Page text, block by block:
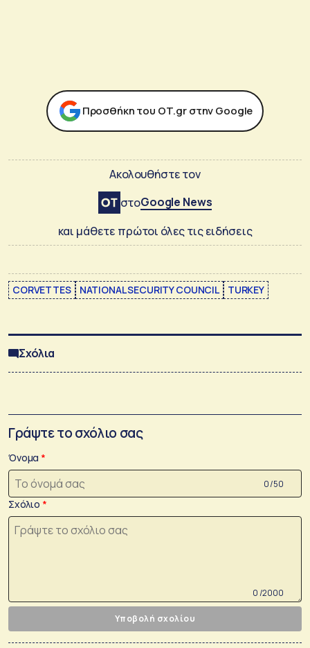
Προσθήκη του ΟΤ.gr στην Google
Ακολουθήστε τον
στοGoogle News
και μάθετε πρώτοι όλες τις ειδήσεις
CORVETTES NATIONAL SECURITY COUNCIL TURKEY
Σχόλια
Γράψτε το σχόλιο σας
Όνομα
0 /50
Σχόλιο
0 /2000
Υποβολή σχολίου